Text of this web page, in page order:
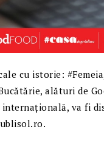
cu istorie:
alături de
va fi